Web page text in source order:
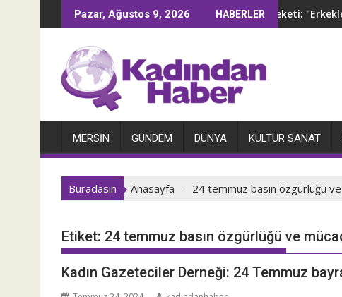
geç
Pazar, Ağustos 9, 2026 HABERLER
dükkandan sokaklara yayılan aktivizm 4B Hareketi: "Erkekler
MERSIN GÜNDEM DÜNYA KÜLTÜR SANAT
Buradasın Anasayfa 24 temmuz basın özgürlüğü
Etiket: 24 temmuz basın özgürlüğü ve
Kadın Gazeteciler Derneği: 24 Temmuz